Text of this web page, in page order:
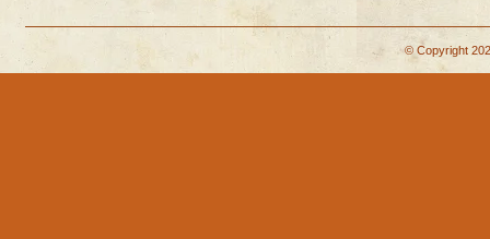
© Copyright